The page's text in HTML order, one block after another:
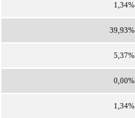
1,34%
39,93%
5,37%
0,00%
1,34%